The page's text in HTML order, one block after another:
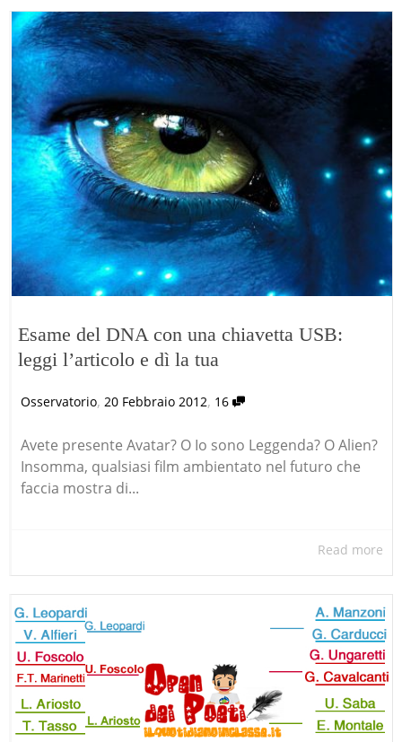
Esame del DNA con una chiavetta USB:
leggi l’articolo e dì la tua
Osservatorio, 20 Febbraio 2012, 16
Avete presente Avatar? O Io sono Leggenda? O Alien?
Insomma, qualsiasi film ambientato nel futuro che
faccia mostra di...
Read more